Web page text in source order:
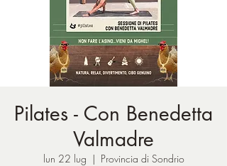
Pilates - Con Benedetta
Valmadre
lun 22 lug
  |
Provincia di Sondrio